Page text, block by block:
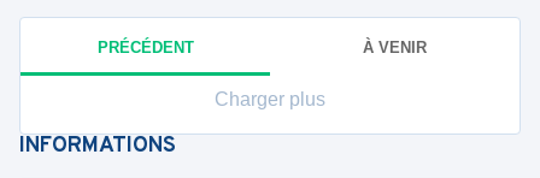
PRÉCÉDENT À VENIR
Charger plus
INFORMATIONS